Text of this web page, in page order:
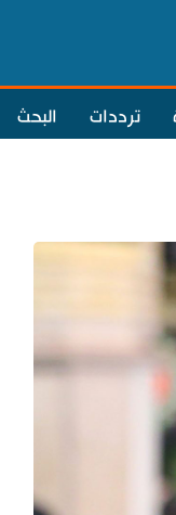
ترددات البحث